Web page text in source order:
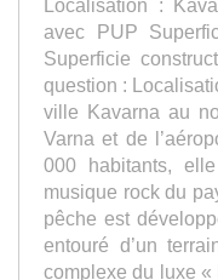
Localisation :
avec PUP
Superficie
question :
ville Kavarna au
Varna et de
000 habitants,
musique rock du
pêche est
entouré d’un
complexe du luxe